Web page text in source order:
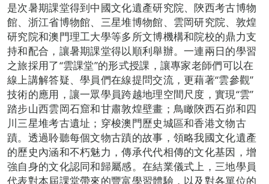
是次暑期課堂得到中國文化遺產研究院、陝西考古博物
館、浙江省博物館、三星堆博物館、雲岡研究院、敦煌
研究院和澳門理工大學等多所文博機構和院校的鼎力支
持和配合，讓暑期課堂得以順利舉辦。一連兩日的學習
之旅採用了“雲課堂”的形式授課，讓專家老師們可以在
線上講解答疑、學員們在線提問交流，更藉著“雲參觀”
技術的應用，讓一眾學員跨越地理空間尺度，實現“雲”
踏步山西雲岡石窟和甘肅敦煌壁畫；鳥瞰陝西石峁和四
川三星堆考古遺址；穿梭澳門歷史城區和香港文物古
蹟。透過聆聽每個文物古蹟的故事，領略我國文化遺產
的歷史內涵和不朽魅力，傳承代代相傳的文化基因，增
強自身的文化認同和歸屬感。在結業儀式上，三地學員
代表對本屆課堂帶來的豐富學習體驗，以及對各單位的